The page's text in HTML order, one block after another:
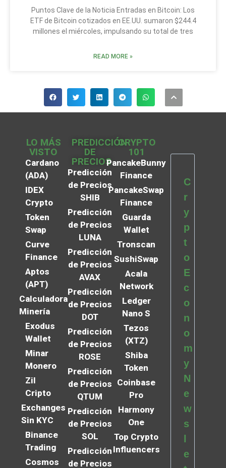
Puntos Clave de la Noticia Entradas en Bitcoin: Los
ETF de Bitcoin cotizados en EE.UU. sumaron $244.4
millones el miércoles, impulsando su total de tres
READ MORE »
LO MÁS
VISTO
Cardano
(ADA)
IDEX
Crypto
Token
Swap
Curve
Finance
Aptos
(APT)
Calculadora
Minería
Exodus
Wallet
Minar
Monero
Zil
Cripto
Exchanges
Sin KYC
Binance
Trading
Cosmos
PREDICCIÓN
DE
PRECIOS
Predicción
de Precios
SHIB
Predicción
de Precios
LUNA
Predicción
de Precios
AVAX
Predicción
de Precios
DOT
Predicción
de Precios
ROSE
Predicción
de Precios
QTUM
Predicción
de Precios
SOL
Predicción
de Precios
CRYPTO
101
PancakeBunny
Finance
PancakeSwap
Finance
Guarda
Wallet
Tronscan
SushiSwap
Acala
Network
Ledger
Nano S
Tezos
(XTZ)
Shiba
Token
Coinbase
Pro
Harmony
One
Top Crypto
Influencers
C
r
y
p
t
o
E
c
o
n
o
m
y
N
e
w
s
e